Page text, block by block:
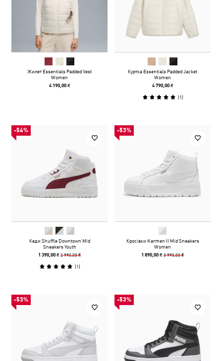
Жилет Essentials Padded Vest
Women
4 190,00 ₴
Куртка Essentials Padded Jacket
Women
4 790,00 ₴
(1)
-54%
Кеди Shuffle Downtown Mid
Sneakers Youth
1 390,00 ₴2 990,00 ₴
(1)
-53%
Кросівки Karmen II Mid Sneakers
Women
1 890,00 ₴3 990,00 ₴
-53% -53%